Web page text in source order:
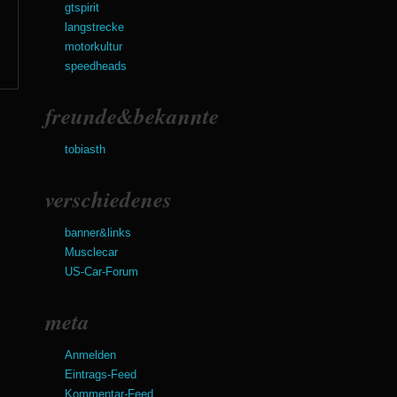
gtspirit
langstrecke
motorkultur
speedheads
freunde&bekannte
tobiasth
verschiedenes
banner&links
Musclecar
US-Car-Forum
meta
Anmelden
Eintrags-Feed
Kommentar-Feed